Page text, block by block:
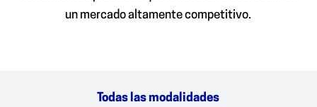
un mercado altamente competitivo.
Todas las modalidades